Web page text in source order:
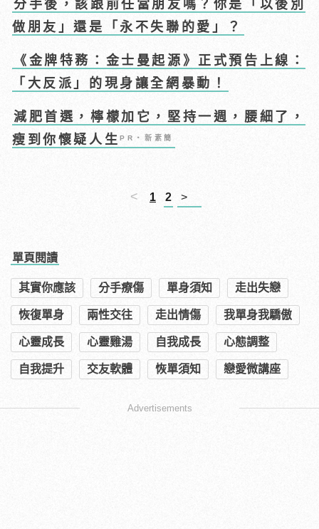
分手後，該跟前任當朋友嗎？你是「以後別
做朋友」還是「永不失聯的愛」？
《金牌特務：金士曼起源》正式預告上線：
「大反派」的現身讓全網暴動！
減肥首選，檸檬加它，堅持一週，腰細了，
瘦到你懷疑人生PR・新素簡
< 1 2 >
單頁閱讀
其實你應該 分手療傷 單身須知 走出失戀
恢復單身 兩性交往 走出情傷 我單身我驕傲
心靈成長 心靈雞湯 自我成長 心態調整
自我提升 交友軟體 恢單須知 戀愛微講座
Advertisements